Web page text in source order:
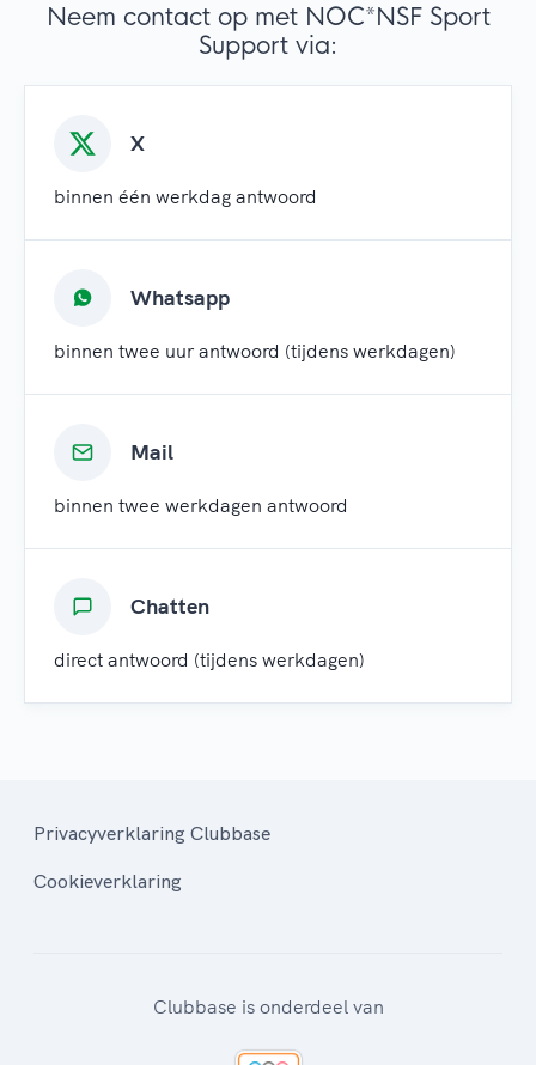
Neem contact op met NOC*NSF Sport
Support via:
X
binnen één werkdag antwoord
Whatsapp
binnen twee uur antwoord (tijdens werkdagen)
Mail
binnen twee werkdagen antwoord
Chatten
direct antwoord (tijdens werkdagen)
Privacyverklaring Clubbase
Cookieverklaring
Clubbase is onderdeel van